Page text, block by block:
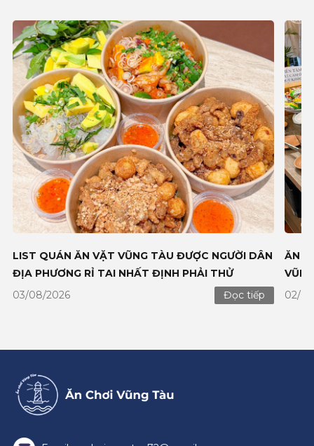
LIST QUÁN ĂN VẶT VŨNG TÀU ĐƯỢC NGƯỜI DÂN
ĐỊA PHƯƠNG RỈ TAI NHẤT ĐỊNH PHẢI THỬ
03/08/2026
Đọc tiếp
ĂN
02/